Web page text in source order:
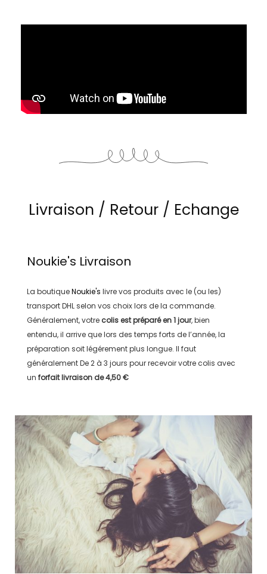
Livraison / Retour / Echange
Noukie's Livraison
La boutiqueNoukie's livre vos produits avec le (ou les)
transportDHLselon vos choix lors de la commande.
Généralement, votre colis est préparé en1 jour, bien
entendu, il arrive que lors des temps forts de l’année, la
préparation soit légérement plus longue. Il faut
généralementDe 2 à 3 jours pour recevoir votre colis avec
un forfait livraison de4,50 €